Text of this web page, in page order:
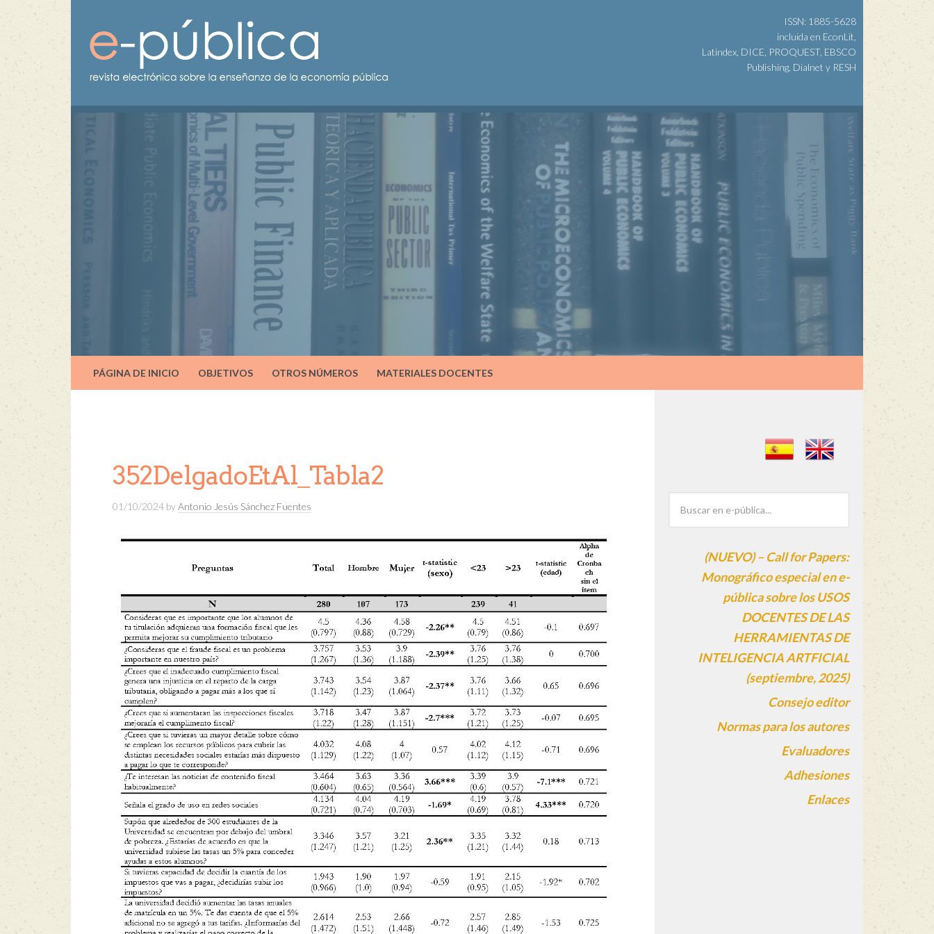
ISSN: 1885-5628
incluida en EconLit,
Latindex, DICE, PROQUEST, EBSCO
Publishing, Dialnet y RESH
PÁGINA DE INICIO OBJETIVOS OTROS NÚMEROS MATERIALES DOCENTES
352DelgadoEtAl_Tabla2
01/10/2024 byAntonio Jesús Sánchez Fuentes
(NUEVO) – Call for Papers:
Monográfico especial en e-
pública sobre los USOS
DOCENTES DE LAS
HERRAMIENTAS DE
INTELIGENCIA ARTFICIAL
(septiembre, 2025)
Consejo editor
Normas para los autores
Evaluadores
Adhesiones
Enlaces